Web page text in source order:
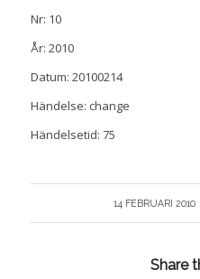
Nr: 10
År: 2010
Datum: 20100214
Händelse: change
Händelsetid: 75
14 FEBRUARI 2010
/
Share